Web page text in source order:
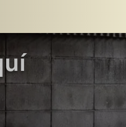
nunca vas a tener excusas.
2 sedes en Bogotá.